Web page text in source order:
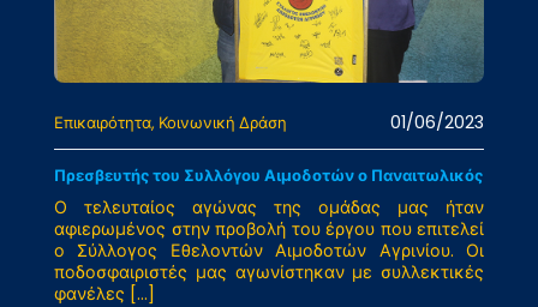
Επικαιρότητα Κοινωνική Δράση 01/06/2023
Πρεσβευτής του Συλλόγου Αιμοδοτών ο Παναιτωλικός
Ο τελευταίος αγώνας της ομάδας μας ήταν
αφιερωμένος στην προβολή του έργου που επιτελεί
ο Σύλλογος Εθελοντών Αιμοδοτών Αγρινίου. Οι
ποδοσφαιριστές μας αγωνίστηκαν με συλλεκτικές
φανέλες […]